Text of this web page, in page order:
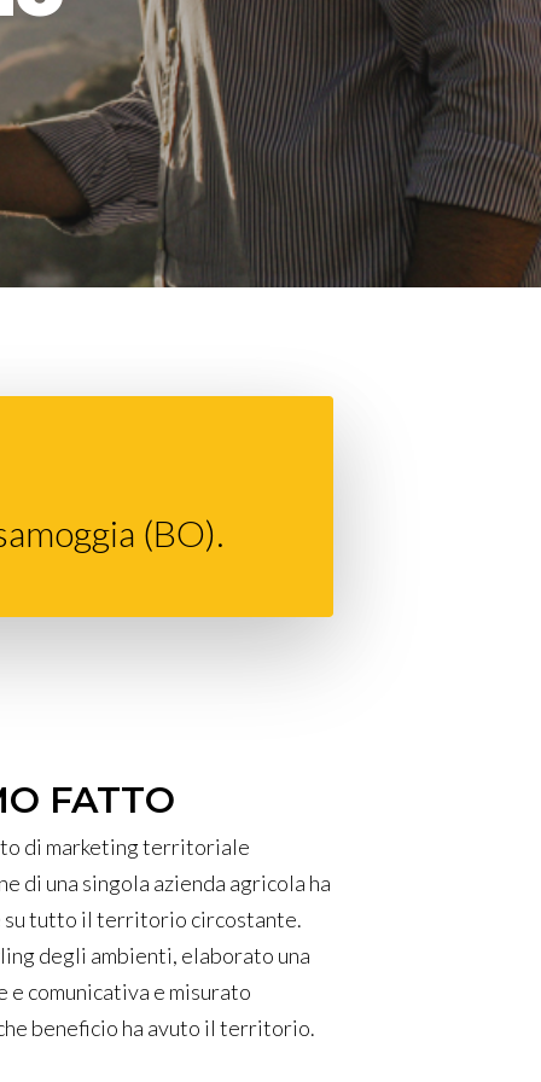
(BO).
FATTO
di marketing territoriale
di una singola azienda agricola ha
tutto il territorio circostante.
degli ambienti, elaborato una
e comunicativa e misurato
beneficio ha avuto il territorio.